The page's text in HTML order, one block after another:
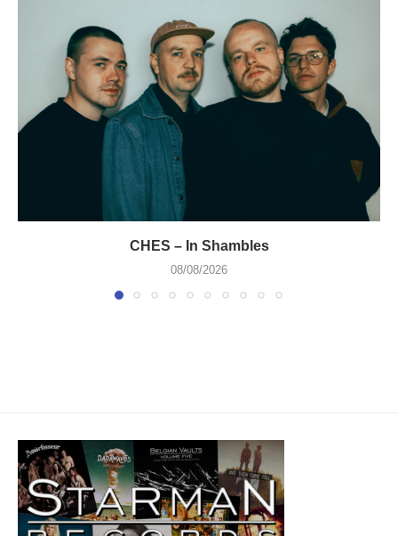
CHES – In Shambles
08/08/2026